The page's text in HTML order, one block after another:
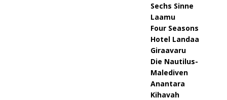
Sechs Sinne
Laamu
Four Seasons
Hotel Landaa
Giraavaru
Die Nautilus-
Malediven
Anantara
Kihavah